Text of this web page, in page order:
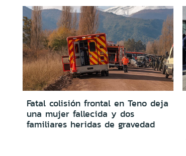
Fatal colisión frontal en Teno deja
una mujer fallecida y dos
familiares heridas de gravedad